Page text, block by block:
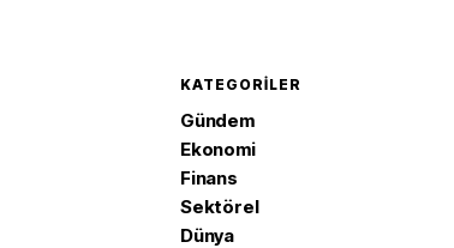
KATEGORILER
Gündem
Ekonomi
Finans
Sektörel
Dünya